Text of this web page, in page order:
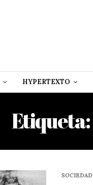
HYPERTEXTO
Etiqueta:
SOCIEDAD